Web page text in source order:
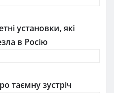
установки, які
в Росію
таємну зустріч